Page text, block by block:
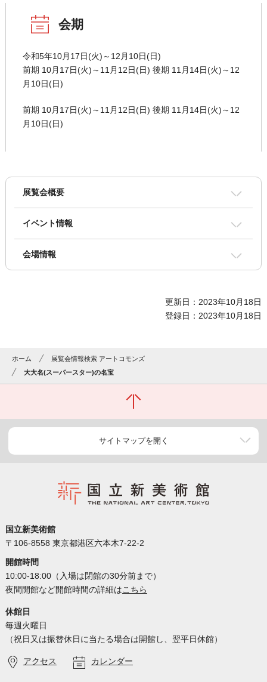
会期
令和5年10月17日(火)～12月10日(日)
前期 10月17日(火)～11月12日(日) 後期 11月14日(火)～12
月10日(日)
前期 10月17日(火)～11月12日(日) 後期 11月14日(火)～12
月10日(日)
展覧会概要
イベント情報
会場情報
更新日：2023年10月18日
登録日：2023年10月18日
ホーム
展覧会情報検索 アートコモンズ
大大名(スーパースター)の名宝
サイトマップを開く
国立新美術館
〒106-8558 東京都港区六本木7-22-2
開館時間
10:00-18:00（入場は閉館の30分前まで）
夜間開館など開館時間の詳細はこちら
休館日
毎週火曜日
（祝日又は振替休日に当たる場合は開館し、翌平日休館）
アクセス カレンダー